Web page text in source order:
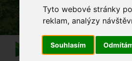
Tyto webové stránky
reklam, analýzy
Souhlasím
Informace O škole